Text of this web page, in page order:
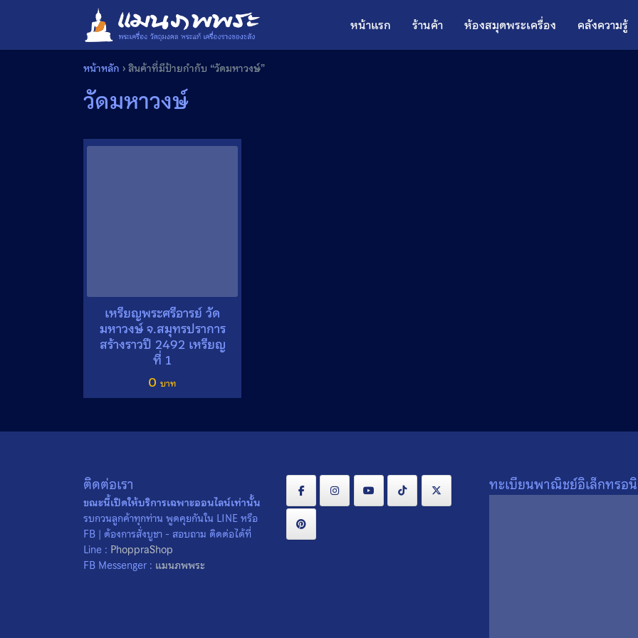
หน้าแรก ร้านค้า ห้องสมุดพระเครื่อง คลังความรู้
หน้าหลัก ›สินค้าที่มีป้ายกำกับ “วัดมหาวงษ์”
วัดมหาวงษ์
เหรียญพระศรีอารย์ วัด
มหาวงษ์ จ.สมุทรปราการ
สร้างราวปี 2492 เหรียญ
ที่ 1
0
ติดต่อเรา
ขณะนี้เปิดให้บริการเฉพาะออนไลน์เท่านั้น
รบกวนลูกค้าทุกท่าน พูดคุยกันใน LINE หรือ
FB | ต้องการสั่งบูชา - สอบถาม ติดต่อได้ที่
Line : PhoppraShop
FB Messenger : แมนภพพระ
ทะเบียนพาณิชย์อิเล็กทรอ